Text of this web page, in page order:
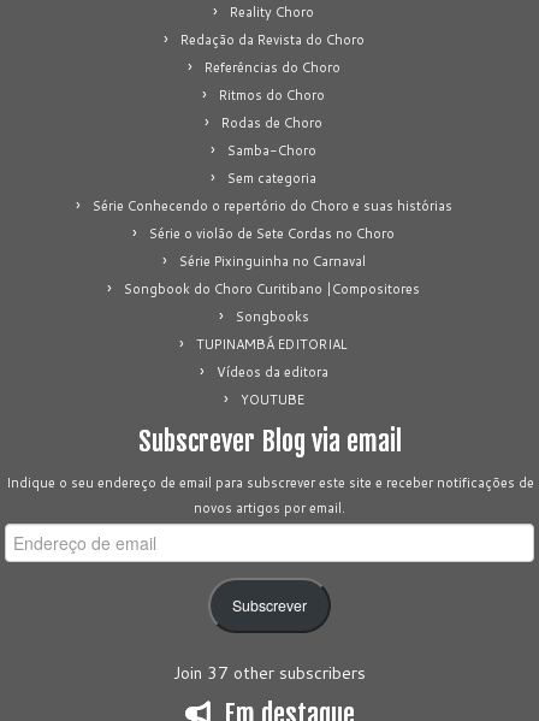
Reality Choro
Redação da Revista do Choro
Referências do Choro
Ritmos do Choro
Rodas de Choro
Samba-Choro
Sem categoria
Série Conhecendo o repertório do Choro e suas histórias
Série o violão de Sete Cordas no Choro
Série Pixinguinha no Carnaval
Songbook do Choro Curitibano |Compositores
Songbooks
TUPINAMBÁ EDITORIAL
Vídeos da editora
YOUTUBE
Subscrever Blog via email
Indique o seu endereço de email para subscrever este site e receber notificações de
novos artigos por email.
Endereço
de
Subscrever
Join 37 other subscribers
Em destaque